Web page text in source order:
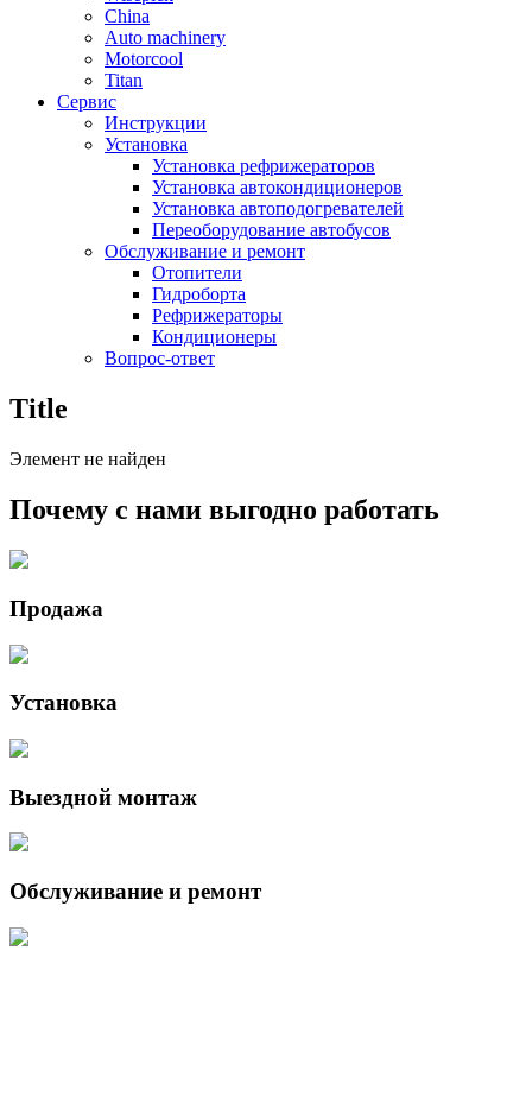
China
Auto machinery
Motorcool
Titan
Сервис
Инструкции
Установка
Установка рефрижераторов
Установка автокондиционеров
Установка автоподогревателей
Переоборудование автобусов
Обслуживание и ремонт
Отопители
Гидроборта
Рефрижераторы
Кондиционеры
Вопрос-ответ
Title
Элемент не найден
Почему с нами выгодно работать
Продажа
Установка
Выездной монтаж
Обслуживание и ремонт